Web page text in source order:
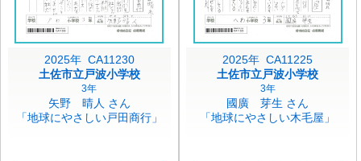
2025年 CA11230
土佐市立戸波小学校
3年
矢野 晴人 さん
「地球にやさしい戸田商行」
2025年 CA11225
土佐市立戸波小学校
3年
國廣 芽生 さん
「地球にやさしい木毛屋」